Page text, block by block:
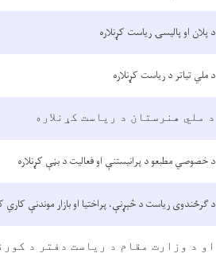
د پلان او پالیسۍ ریاست کړنلاره
د ملي تیاتر د ریاست کړنلاره
د ملي هنرستان د ریاست کړنلاره
د خصوصي مطبعو د پرانيستنې او فعاليت د بڼې کړنلاره
د ګرځندوی ریاست د څېړنې، پراختیا او بازار موندنې کاري
او د وزارت مقام د ریاست دفتر د